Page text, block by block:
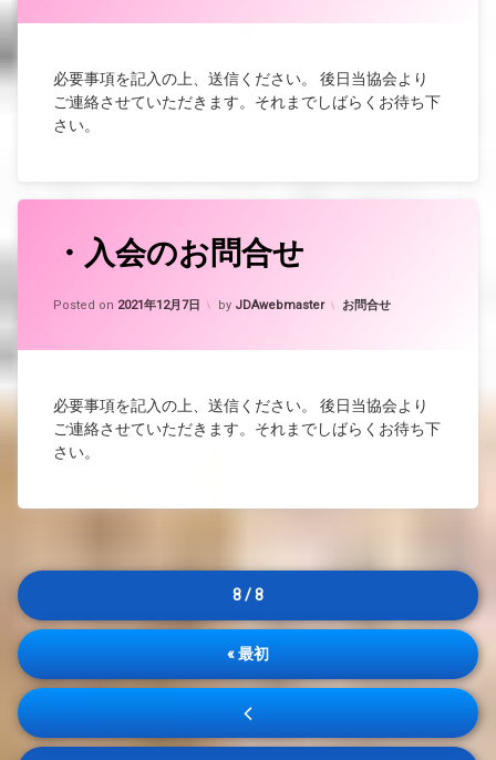
必要事項を記入の上、送信ください。 後日当協会より
ご連絡させていただきます。それまでしばらくお待ち下
さい。
・入会のお問合せ
Posted on 2021年12月7日
Updated on 2021年12月17日
by JDAwebmaster カテゴリー:
お問合せ
必要事項を記入の上、送信ください。 後日当協会より
ご連絡させていただきます。それまでしばらくお待ち下
さい。
8 / 8
« 最初